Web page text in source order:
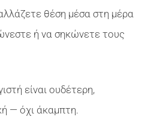
θέση μέσα στη μέρα
ή να σηκώνετε τους
είναι ουδέτερη,
— όχι άκαμπτη.